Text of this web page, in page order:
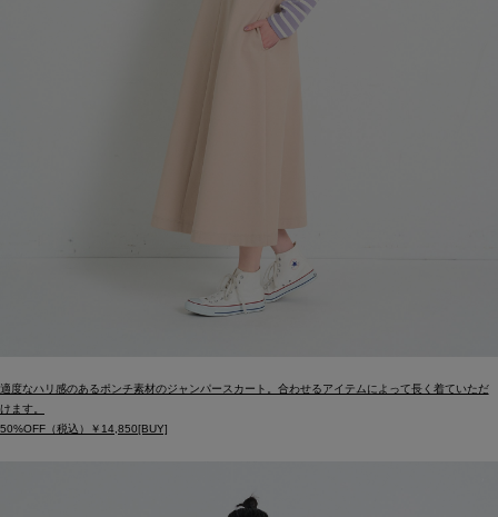
適度なハリ感のあるポンチ素材のジャンパースカート。合わせるアイテムによって長く着ていただ
けます。
50%OFF（税込）￥14,850[BUY]